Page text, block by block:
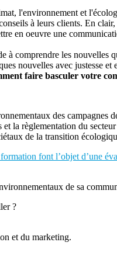
l'environnement et
à leurs clients. En
en oeuvre une
à comprendre les nouvelles
nouvelles avec justesse
faire basculer votre
des campagnes
la règlementation du
de la transition
font l’objet d’une
de sa
?
et du marketing.